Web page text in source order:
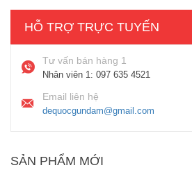
HỖ TRỢ TRỰC TUYẾN
Tư vấn bán hàng 1
Nhân viên 1: 097 635 4521
Email liên hệ
dequocgundam@gmail.com
SẢN PHẨM MỚI